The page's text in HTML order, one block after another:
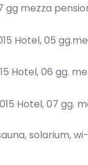
gg mezza
Hotel, 05
Hotel, 06 gg.
Hotel, 07 gg.
solarium,